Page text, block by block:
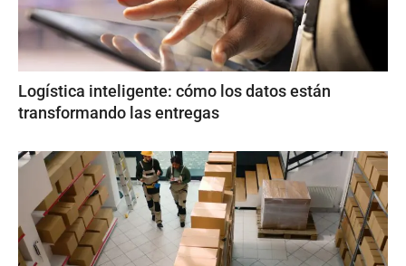
Logística inteligente: cómo los datos están
transformando las entregas